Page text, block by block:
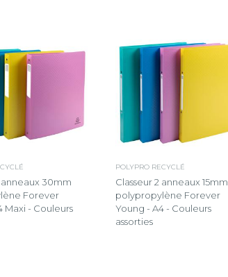
anneaux 30mm
Forever
Maxi - Couleurs
POLYPRO RECYCLÉ
Classeur 2 anneaux 15mm
polypropylène Forever
Young - A4 - Couleurs
assorties